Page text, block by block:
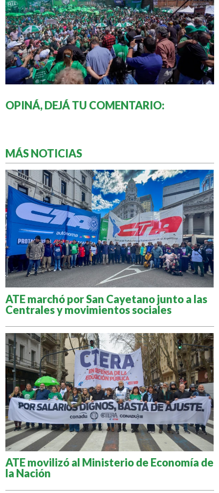
OPINÁ, DEJÁ TU COMENTARIO:
MÁS NOTICIAS
ATE marchó por San Cayetano junto a las
Centrales y movimientos sociales
ATE movilizó al Ministerio de Economía de
la Nación